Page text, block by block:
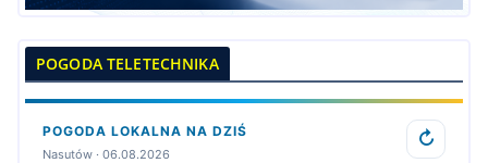
POGODA TELETECHNIKA
POGODA LOKALNA NA DZIŚ
Nasutów · 06.08.2026
↻